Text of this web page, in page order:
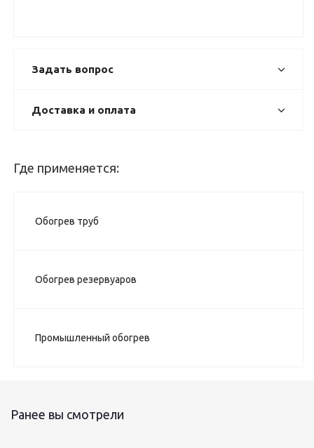
Задать вопрос
Доставка и оплата
Где применяется:
Обогрев труб
Обогрев резервуаров
Промышленный обогрев
Ранее вы смотрели